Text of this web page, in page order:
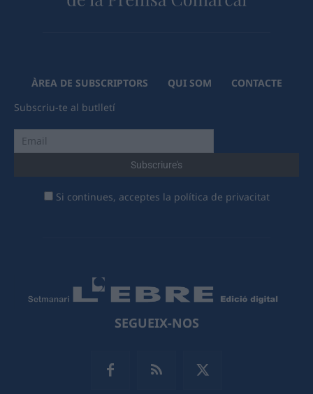
ÀREA DE SUBSCRIPTORS QUI SOM
CONTACTE
Subscriu-te al butlletí
Si continues, acceptes la política de privacitat
SEGUEIX-NOS